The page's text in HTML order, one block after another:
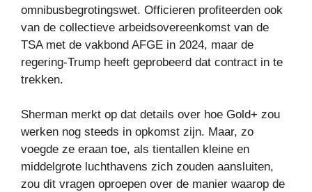
omnibusbegrotingswet. Officieren profiteerden ook
van de collectieve arbeidsovereenkomst van de
TSA met de vakbond AFGE in 2024, maar de
regering-Trump heeft geprobeerd dat contract in te
trekken.
Sherman merkt op dat details over hoe Gold+ zou
werken nog steeds in opkomst zijn. Maar, zo
voegde ze eraan toe, als tientallen kleine en
middelgrote luchthavens zich zouden aansluiten,
zou dit vragen oproepen over de manier waarop de